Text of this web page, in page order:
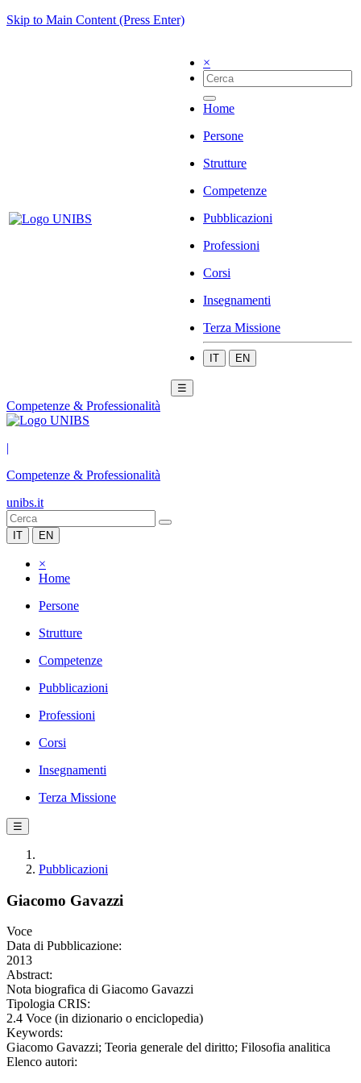
Skip to Main Content (Press Enter)
×
Home
Persone
Strutture
Competenze
Pubblicazioni
Professioni
Corsi
Insegnamenti
Terza Missione
IT EN
☰
Competenze & Professionalità
|
Competenze & Professionalità
unibs.it
IT EN
×
Home
Persone
Strutture
Competenze
Pubblicazioni
Professioni
Corsi
Insegnamenti
Terza Missione
☰
Pubblicazioni
Giacomo Gavazzi
Voce
Data di Pubblicazione:
2013
Abstract:
Nota biografica di Giacomo Gavazzi
Tipologia CRIS:
2.4 Voce (in dizionario o enciclopedia)
Keywords:
Giacomo Gavazzi; Teoria generale del diritto; Filosofia analitica
Elenco autori: